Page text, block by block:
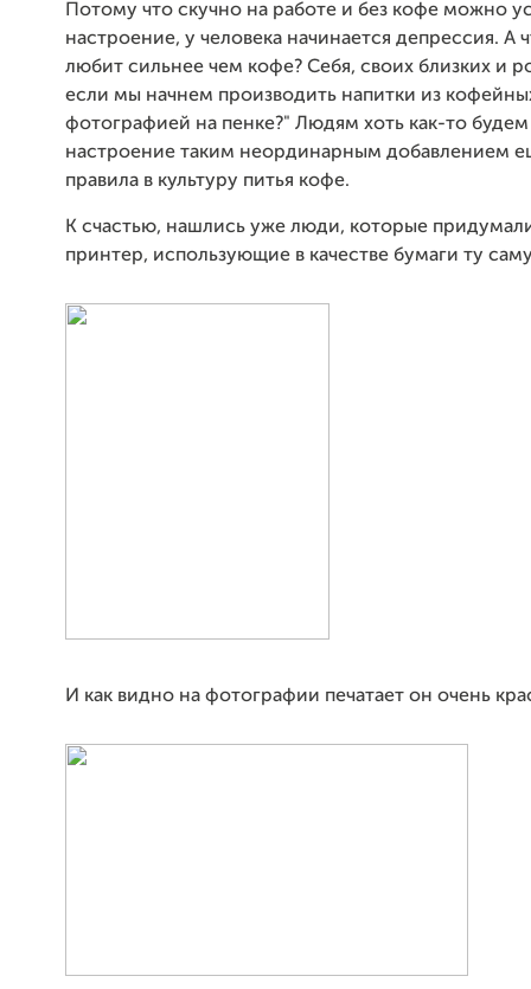
Потому что скучно на работе и без кофе можно
настроение, у человека начинается депрессия. А
любит сильнее чем кофе? Себя, своих близких и
если мы начнем производить напитки из
фотографией на пенке?" Людям хоть как-то
настроение таким неординарным добавлением
правила в культуру питья кофе.
К счастью, нашлись уже люди, которые
принтер, использующие в качестве бумаги ту
И как видно на фотографии печатает он очень